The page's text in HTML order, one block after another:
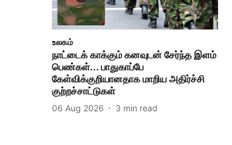
உலகம்
நாட்டைக் காக்கும் கனவுடன் சேர்ந்த இளம்
பெண்கள்... பாதுகாப்பே
கேள்விக்குறியானதாக மாறிய அதிர்ச்சி
குற்றச்சாட்டுகள்
06 Aug 2026 3 min read